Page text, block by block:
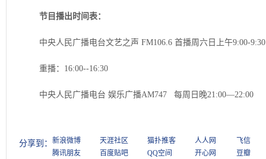
节目播出时间表：
中央人民广播电台文艺之声 FM106.6 首播周六日上午9:00-9:30
重播：16:00--16:30
中央人民广播电台 娱乐广播AM747 每周日晚21:00—22:00
分享到： 新浪微博
腾讯朋友
天涯社区
百度贴吧
猫扑推客
QQ空间
人人网
开心网
飞信
豆瓣